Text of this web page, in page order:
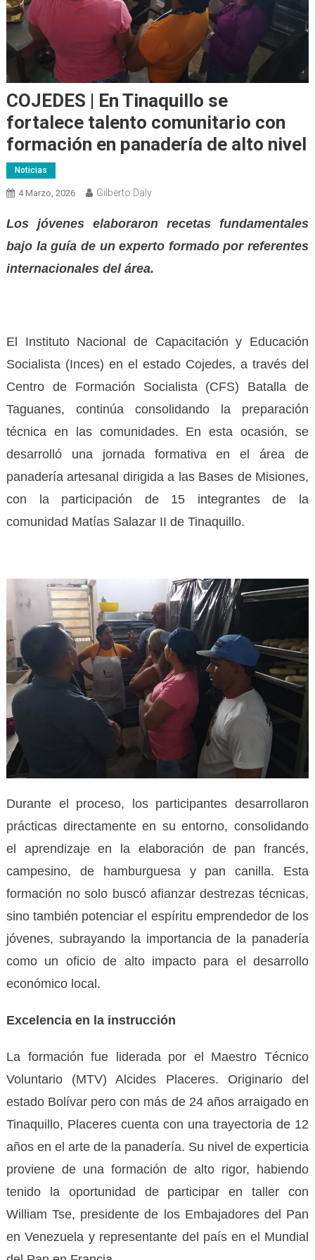
COJEDES | En Tinaquillo se
fortalece talento comunitario con
formación en panadería de alto nivel
Noticias
4 Marzo, 2026 Gilberto Daly
Los jóvenes elaboraron recetas fundamentales
bajo la guía de un experto formado por referentes
internacionales del área.
El Instituto Nacional de Capacitación y Educación
Socialista (Inces) en el estado Cojedes, a través del
Centro de Formación Socialista (CFS) Batalla de
Taguanes, continúa consolidando la preparación
técnica en las comunidades. En esta ocasión, se
desarrolló una jornada formativa en el área de
panadería artesanal dirigida a las Bases de Misiones,
con la participación de 15 integrantes de la
comunidad Matías Salazar II de Tinaquillo.
Durante el proceso, los participantes desarrollaron
prácticas directamente en su entorno, consolidando
el aprendizaje en la elaboración de pan francés,
campesino, de hamburguesa y pan canilla. Esta
formación no solo buscó afianzar destrezas técnicas,
sino también potenciar el espíritu emprendedor de los
jóvenes, subrayando la importancia de la panadería
como un oficio de alto impacto para el desarrollo
económico local.
Excelencia en la instrucción
La formación fue liderada por el Maestro Técnico
Voluntario (MTV) Alcides Placeres. Originario del
estado Bolívar pero con más de 24 años arraigado en
Tinaquillo, Placeres cuenta con una trayectoria de 12
años en el arte de la panadería. Su nivel de experticia
proviene de una formación de alto rigor, habiendo
tenido la oportunidad de participar en taller con
William Tse, presidente de los Embajadores del Pan
en Venezuela y representante del país en el Mundial